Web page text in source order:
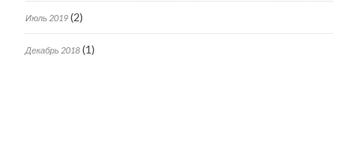
Июль 2019(2)
Декабрь 2018(1)